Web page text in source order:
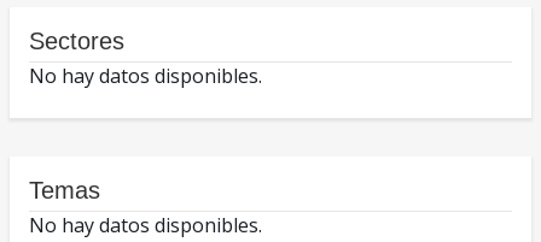
Sectores
No hay datos disponibles.
Temas
No hay datos disponibles.